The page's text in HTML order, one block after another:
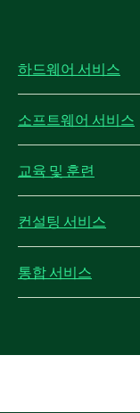
하드웨어 서비스
소프트웨어 서비스
교육 및 훈련
컨설팅 서비스
통합 서비스